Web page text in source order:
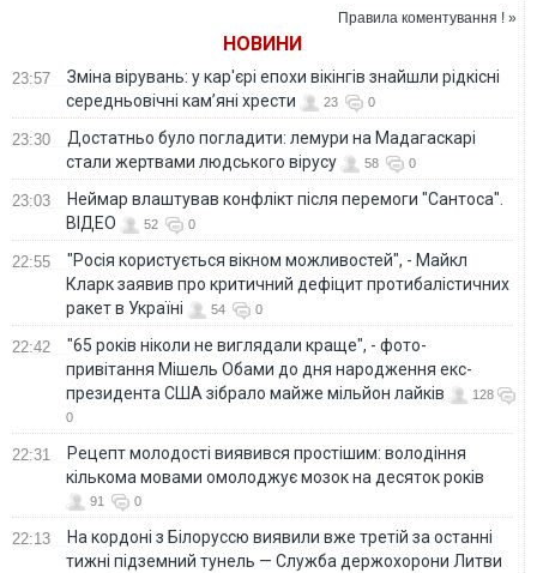
Правила коментування ! »
НОВИНИ
23:57
Зміна вірувань: у кар'єрі епохи вікінгів знайшли рідкісні
середньовічні кам’яні хрести
23 0
23:30
Достатньо було погладити: лемури на Мадагаскарі
стали жертвами людського вірусу
58 0
23:03
Неймар влаштував конфлікт після перемоги "Сантоса".
ВІДЕО
52 0
22:55
"Росія користується вікном можливостей", - Майкл
Кларк заявив про критичний дефіцит протибалістичних
ракет в Україні
54 0
22:42
"65 років ніколи не виглядали краще", - фото-
привітання Мішель Обами до дня народження екс-
президента США зібрало майже мільйон лайків
128
0
22:31
Рецепт молодості виявився простішим: володіння
кількома мовами омолоджує мозок на десяток років
91 0
22:13
На кордоні з Білоруссю виявили вже третій за останні
тижні підземний тунель — Служба держохорони Литви